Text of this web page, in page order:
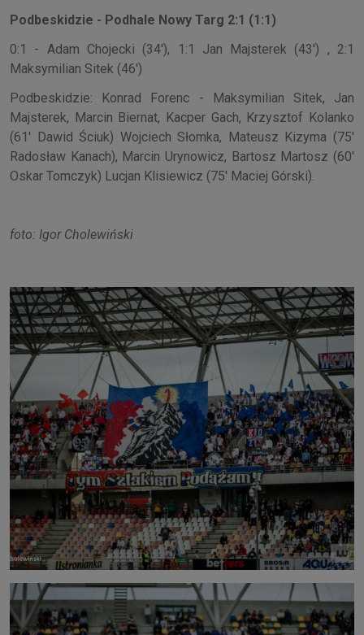
Podbeskidzie - Podhale Nowy Targ 2:1 (1:1)
0:1 - Adam Chojecki (34'), 1:1 Jan Majsterek (43') , 2:1
Maksymilian Sitek (46')
Podbeskidzie: Konrad Forenc - Maksymilian Sitek, Jan
Majsterek, Marcin Biernat, Kacper Gach, Krzysztof Kolanko
(61' Dawid Ściuk) Wojciech Słomka, Mateusz Kizyma (75'
Radosław Kanach), Marcin Urynowicz, Bartosz Martosz (60'
Oskar Tomczyk) Lucjan Klisiewicz (75' Maciej Górski).
foto: Igor Cholewiński